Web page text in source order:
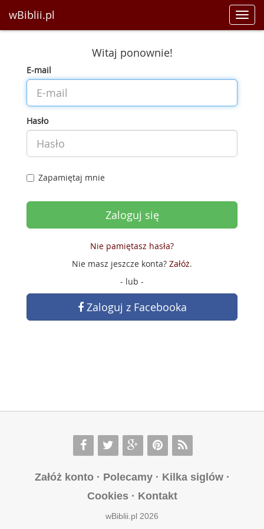
wBiblii.pl
Witaj ponownie!
E-mail
Hasło
Zapamiętaj mnie
Nie pamiętasz hasła?
Nie masz jeszcze konta? Załóż.
- lub -
Zaloguj z Facebooka
Załóż konto· Polecamy· Kilka siglów·
Cookies· Kontakt
wBiblii.pl 2026